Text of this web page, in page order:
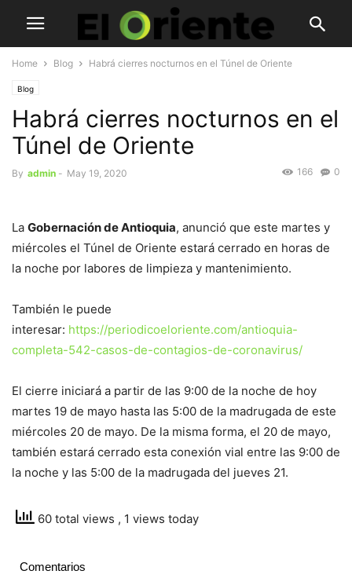
Home Blog Habrá cierres nocturnos en el Túnel de Oriente
Blog
Habrá cierres nocturnos en el
Túnel de Oriente
By admin - May 19, 2020 0
166
La Gobernación de Antioquia, anunció que este martes y
miércoles el Túnel de Oriente estará cerrado en horas de
la noche por labores de limpieza y mantenimiento.
También le puede
interesar: https://periodicoeloriente.com/antioquia-
completa-542-casos-de-contagios-de-coronavirus/
El cierre iniciará a partir de las 9:00 de la noche de hoy
martes 19 de mayo hasta las 5:00 de la madrugada de este
miércoles 20 de mayo. De la misma forma, el 20 de mayo,
también estará cerrado esta conexión vial entre las 9:00 de
la noche y las 5:00 de la madrugada del jueves 21.
60 total views , 1 views today
Comentarios